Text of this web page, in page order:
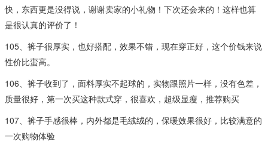
快，东西更是没得说，谢谢卖家的小礼物！下次还会来的！这样也算
是很认真的评价了！
105、裤子很厚实，也好搭配，效果不错，现在穿正好，这个价钱来说
性价比蛮高。
106、裤子收到了，面料厚实不起球的，实物跟照片一样，没有色差，
质量很好，第一次买这种款式穿，很喜欢，超级显瘦，推荐购买
107、裤子手感很棒，内外都是毛绒绒的，保暖效果很好，比较满意的
一次购物体验